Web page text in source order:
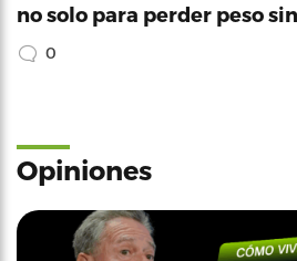
no solo para perder peso
0
Opiniones